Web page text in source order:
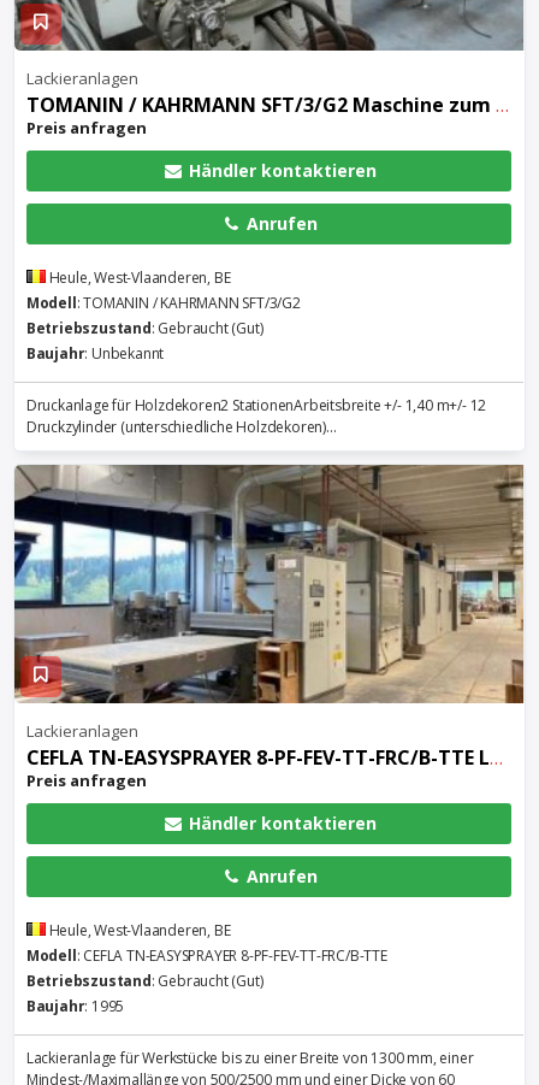
Lackieranlagen
TOMANIN / KAHRMANN SFT/3/G2 Maschine zum Bedrucken
Preis anfragen
Händler kontaktieren
Anrufen
Heule, West-Vlaanderen, BE
Modell: TOMANIN / KAHRMANN SFT/3/G2
Betriebszustand: Gebraucht (Gut)
Baujahr: Unbekannt
Druckanlage für Holzdekoren2 StationenArbeitsbreite +/- 1,40 m+/- 12
Druckzylinder (unterschiedliche Holzdekoren)...
Lackieranlagen
CEFLA TN-EASYSPRAYER 8-PF-FEV-TT-FRC/B-TTE Lackieranlage mit Spritzautomat und Trockner
Preis anfragen
Händler kontaktieren
Anrufen
Heule, West-Vlaanderen, BE
Modell: CEFLA TN-EASYSPRAYER 8-PF-FEV-TT-FRC/B-TTE
Betriebszustand: Gebraucht (Gut)
Baujahr: 1995
Lackieranlage für Werkstücke bis zu einer Breite von 1300 mm, einer
Mindest-/Maximallänge von 500/2500 mm und einer Dicke von 60